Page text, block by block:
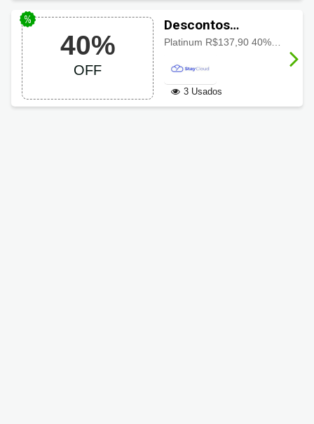
40%
OFF
Descontos
StayCloud com
Platinum
3 Usados